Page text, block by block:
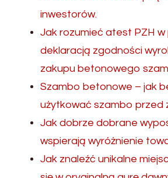
inwestorów.
Jak rozumieć atest PZH w
deklaracją zgodności
zakupu betonowego
Szambo betonowe – jak
użytkować szambo przed
Jak dobrze dobrane
wspierają wyróżnienie
Jak znaleźć unikalne